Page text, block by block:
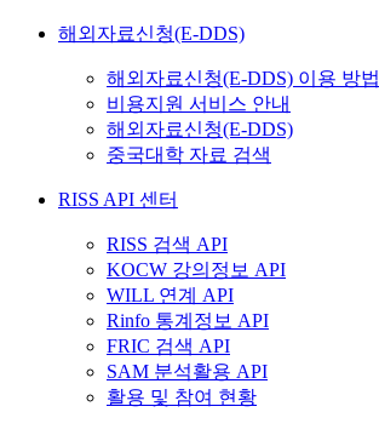
해외자료신청(E-DDS)
해외자료신청(E-DDS) 이용 방법
비용지원 서비스 안내
해외자료신청(E-DDS)
중국대학 자료 검색
RISS API 센터
RISS 검색 API
KOCW 강의정보 API
WILL 연계 API
Rinfo 통계정보 API
FRIC 검색 API
SAM 분석활용 API
활용 및 참여 현황